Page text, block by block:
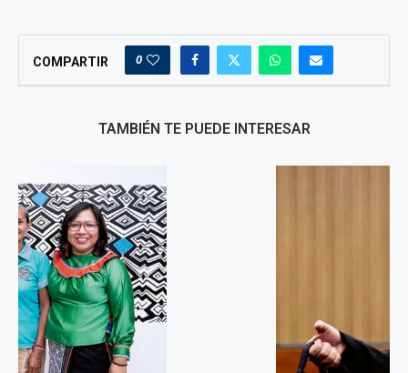
COMPARTIR 0
TAMBIÉN TE PUEDE INTERESAR